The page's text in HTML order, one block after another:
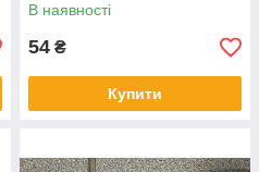
В наявності
54 ₴
Купити